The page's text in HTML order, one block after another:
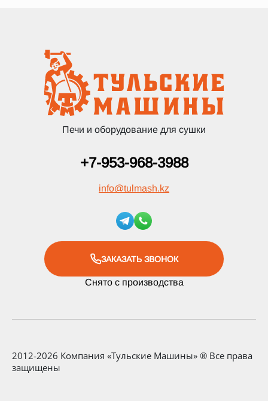
Печи и оборудование для сушки
+7-953-968-3988
info@tulmash.kz
ЗАКАЗАТЬ ЗВОНОК
Снято с производства
2012-2026 Компания «Тульские Машины» ® Все права
защищены